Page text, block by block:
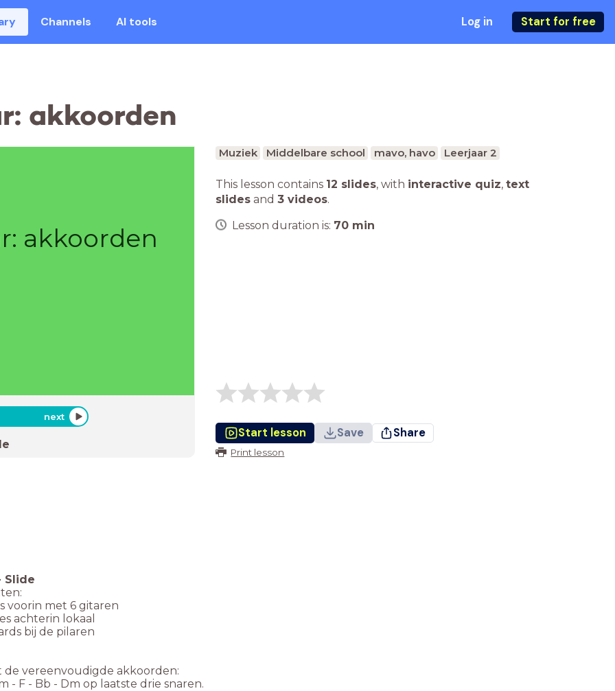
Channels AI tools Log in Start for free
akkoorden
akkoorden
next
Muziek Middelbare school mavo, havo Leerjaar 2
This lesson contains 12 slides, with interactive quiz, text
slides and 3 videos.
Lesson duration is: 70 min
Start lesson Save Share
Print lesson
Slide
voorin met 6 gitaren
achterin lokaal
bij de pilaren
de vereenvoudigde akkoorden:
- F - Bb - Dm op laatste drie snaren.